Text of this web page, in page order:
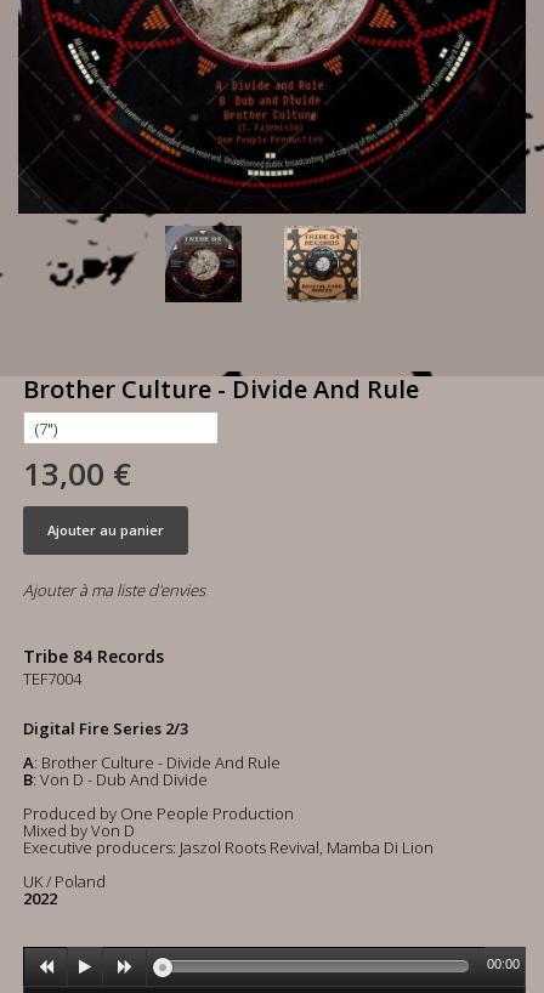
Brother Culture - Divide And Rule
13,00 €
Ajouter au panier
Ajouter à ma liste d'envies
Tribe 84 Records
TEF7004
Digital Fire Series 2/3
A: Brother Culture - Divide And Rule
B: Von D - Dub And Divide
Produced by One People Production
Mixed by Von D
Executive producers: Jaszol Roots Revival, Mamba Di Lion
UK / Poland
2022
00:00